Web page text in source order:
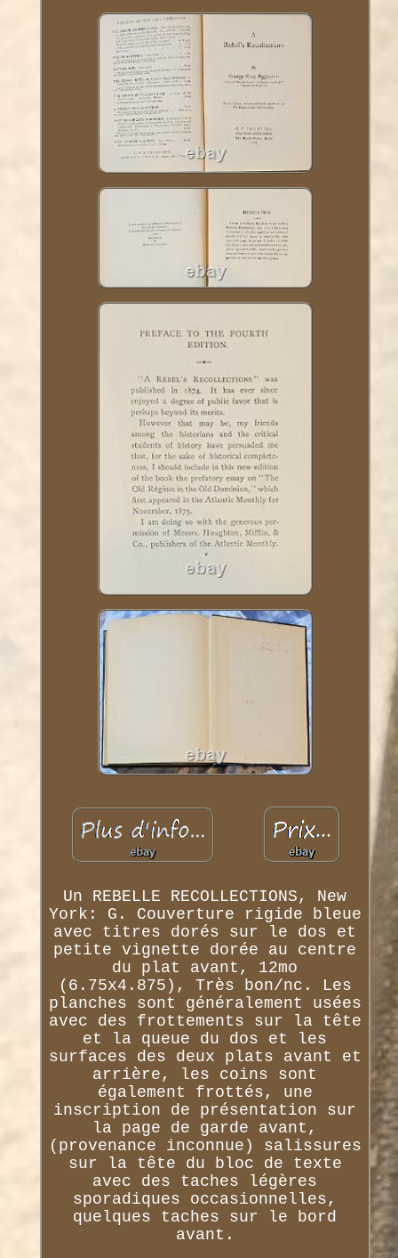
Un REBELLE RECOLLECTIONS, New
York: G. Couverture rigide bleue
avec titres dorés sur le dos et
petite vignette dorée au centre
du plat avant, 12mo
(6.75x4.875), Très bon/nc. Les
planches sont généralement usées
avec des frottements sur la tête
et la queue du dos et les
surfaces des deux plats avant et
arrière, les coins sont
également frottés, une
inscription de présentation sur
la page de garde avant,
(provenance inconnue) salissures
sur la tête du bloc de texte
avec des taches légères
sporadiques occasionnelles,
quelques taches sur le bord
avant.